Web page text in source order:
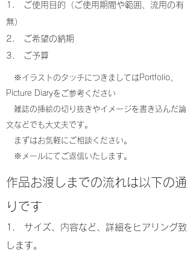
1. ご使用目的（ご使用期間や範囲、流用の有
無）
2. ご希望の納期
3. ご予算
※イラストのタッチにつきましてはPortfolio、
Picture Diaryをご参考ください
雑誌の挿絵の切り抜きやイメージを書き込んだ論
文などでも大丈夫です。
まずはお気軽にご相談ください。
※メールにてご返信いたします。
作品お渡しまでの流れは以下の通
りです
1. サイズ、内容など、詳細をヒアリング致
します。